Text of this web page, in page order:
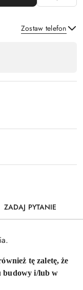
Zostaw telefon
ZADAJ PYTANIE
tę zaletę, że
budowy i/lub w